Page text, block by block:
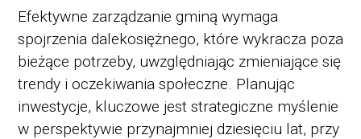
Efektywne zarządzanie gminą wymaga
spojrzenia dalekosiężnego, które wykracza poza
bieżące potrzeby, uwzględniając zmieniające się
trendy i oczekiwania społeczne. Planując
inwestycje, kluczowe jest strategiczne myślenie
w perspektywie przynajmniej dziesięciu lat, przy